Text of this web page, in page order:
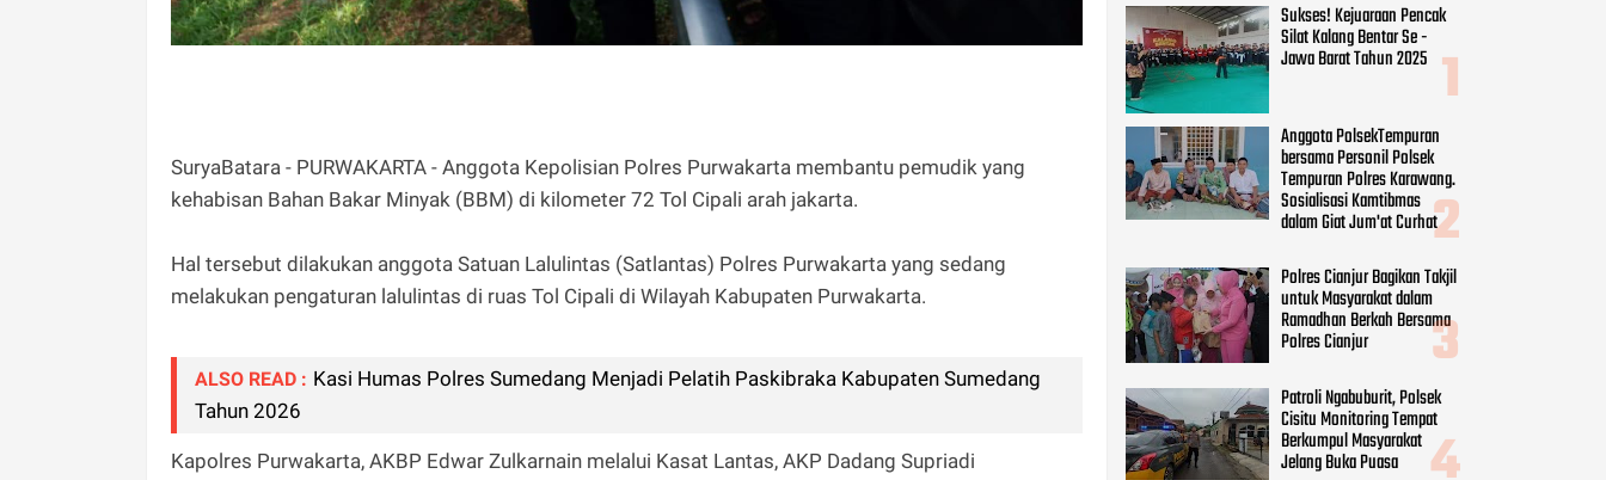
SuryaBatara - PURWAKARTA - Anggota Kepolisian Polres Purwakarta membantu pemudik yang
kehabisan Bahan Bakar Minyak (BBM) di kilometer 72 Tol Cipali arah jakarta.
Hal tersebut dilakukan anggota Satuan Lalulintas (Satlantas) Polres Purwakarta yang sedang
melakukan pengaturan lalulintas di ruas Tol Cipali di Wilayah Kabupaten Purwakarta.
ALSO READ : Kasi Humas Polres Sumedang Menjadi Pelatih Paskibraka Kabupaten Sumedang
Tahun 2026
Kapolres Purwakarta, AKBP Edwar Zulkarnain melalui Kasat Lantas, AKP Dadang Supriadi
Sukses! Kejuaraan Pencak
Silat Kalang Bentar Se -
Jawa Barat Tahun 2025
Anggota PolsekTempuran
bersama Personil Polsek
Tempuran Polres Karawang.
Sosialisasi Kamtibmas
dalam Giat Jum'at Curhat
Polres Cianjur Bagikan Takjil
untuk Masyarakat dalam
Ramadhan Berkah Bersama
Polres Cianjur
Patroli Ngabuburit, Polsek
Cisitu Monitoring Tempat
Berkumpul Masyarakat
Jelang Buka Puasa